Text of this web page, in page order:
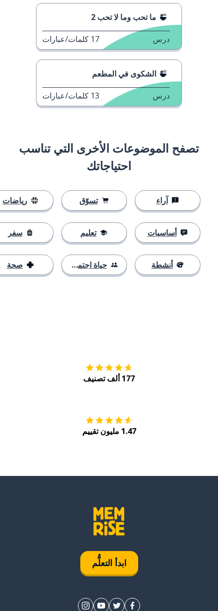
ما تحب وما لا تحب 2
درس 17 كلمات/عبارات
الشكوى في المطعم
درس 13 كلمات/عبارات
تصفح الموضوعات الأخرى التي تناسب
احتياجاتك
آراء
أساسيات
أنشطة
تسوّق
تعليم
حياة اجتماعية
رياضات
سفر
صحة
177 ألف تصنيف
1.47 مليون تقييم
ابدأ التعلُّم